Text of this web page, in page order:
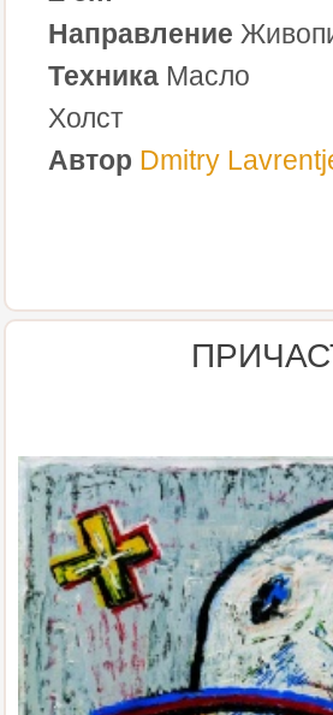
Направление
Техника Масло
Холст
Автор Dmitry